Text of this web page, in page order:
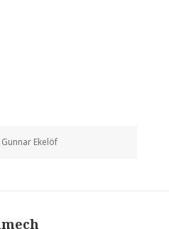
Etiquetas
Gunnar Ekelöf